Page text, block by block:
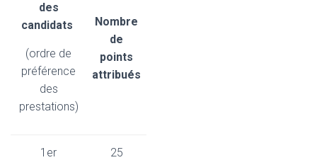
des
candidats
(ordre de
préférence
des
prestations)
Nombre
de
points
attribués
1er 25